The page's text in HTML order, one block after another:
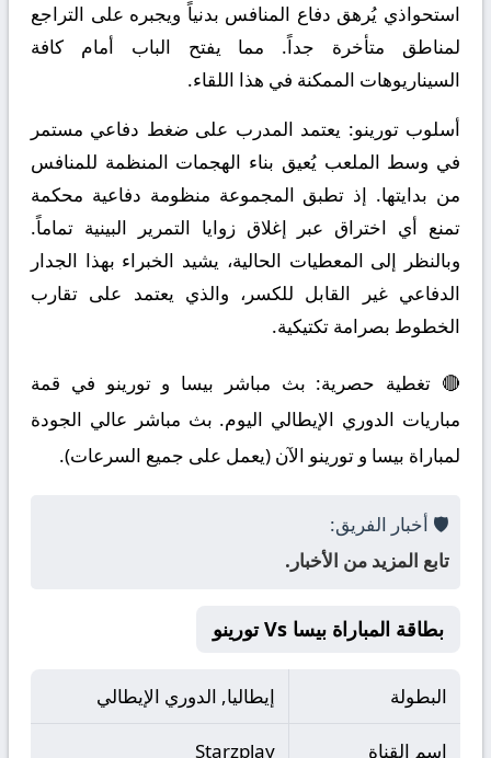
استحواذي يُرهق دفاع المنافس بدنياً ويجبره على التراجع
لمناطق متأخرة جداً. مما يفتح الباب أمام كافة
السيناريوهات الممكنة في هذا اللقاء.
أسلوب تورينو: يعتمد المدرب على ضغط دفاعي مستمر
في وسط الملعب يُعيق بناء الهجمات المنظمة للمنافس
من بدايتها. إذ تطبق المجموعة منظومة دفاعية محكمة
تمنع أي اختراق عبر إغلاق زوايا التمرير البينية تماماً.
وبالنظر إلى المعطيات الحالية، يشيد الخبراء بهذا الجدار
الدفاعي غير القابل للكسر، والذي يعتمد على تقارب
الخطوط بصرامة تكتيكية.
🔴 تغطية حصرية: بث مباشر بيسا و تورينو في قمة
مباريات الدوري الإيطالي اليوم. بث مباشر عالي الجودة
لمباراة بيسا و تورينو الآن (يعمل على جميع السرعات).
🛡️ أخبار الفريق:
تابع المزيد من الأخبار.
بطاقة المباراة بيسا Vs تورينو
البطولة إيطاليا, الدوري الإيطالي
اسم القناة Starzplay